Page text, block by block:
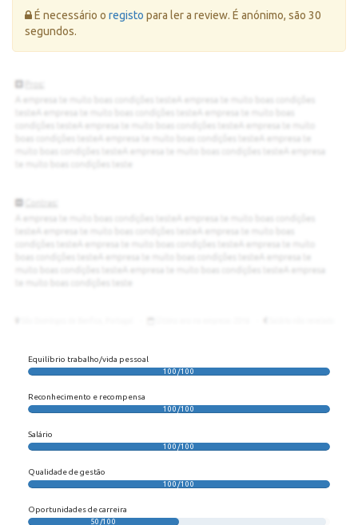
Erro:
É necessário o registo para ler a review. É anónimo, são 30
segundos.
Equilíbrio trabalho/vida pessoal
100/100
Reconhecimento e recompensa
100/100
Salário
100/100
Qualidade de gestão
100/100
Oportunidades de carreira
50/100